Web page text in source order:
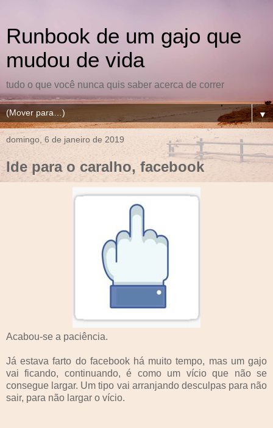
Runbook de um gajo que
mudou de vida
tudo o que você nunca quis saber acerca de correr
▼
domingo, 6 de janeiro de 2019
Ide para o caralho, facebook
Acabou-se a paciência.
Já estava farto do facebook há muito tempo, mas um gajo
vai ficando, continuando, é como um vício que não se
consegue largar. Um tipo vai arranjando desculpas para não
sair, para não largar o vício.